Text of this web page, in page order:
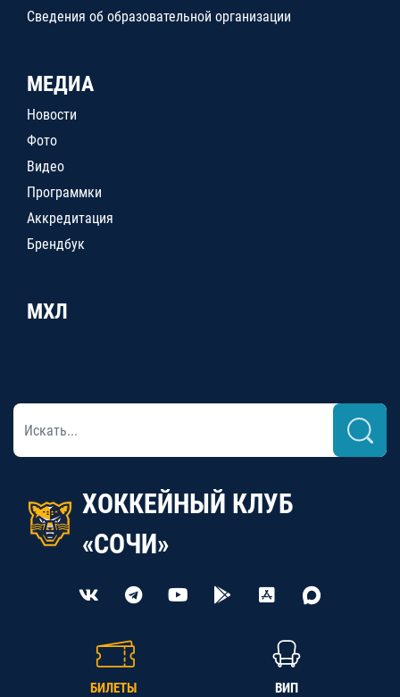
Сведения об образовательной организации
МЕДИА
Новости
Фото
Видео
Программки
Аккредитация
Брендбук
МХЛ
ХОККЕЙНЫЙ КЛУБ
«СОЧИ»
БИЛЕТЫ ВИП